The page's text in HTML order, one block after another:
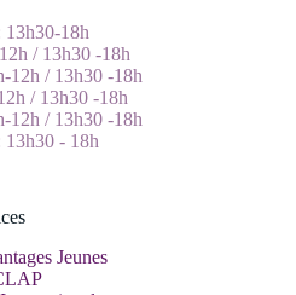
18h
/ 13h30 -18h
12h / 13h30 -18h
/ 13h30 -18h
12h / 13h30 -18h
13h30 - 18h
Jeunes